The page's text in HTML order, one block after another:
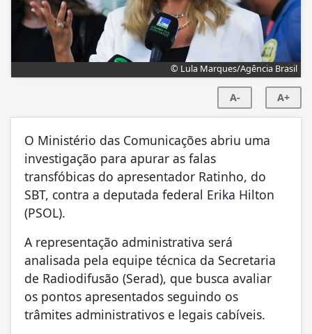
© Lula Marques/Agência Brasil
A- A+
O Ministério das Comunicações abriu uma
investigação para apurar as falas
transfóbicas do apresentador Ratinho, do
SBT, contra a deputada federal Erika Hilton
(PSOL).
A representação administrativa será
analisada pela equipe técnica da Secretaria
de Radiodifusão (Serad), que busca avaliar
os pontos apresentados seguindo os
trâmites administrativos e legais cabíveis.